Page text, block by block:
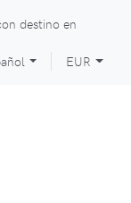
destino en
EUR